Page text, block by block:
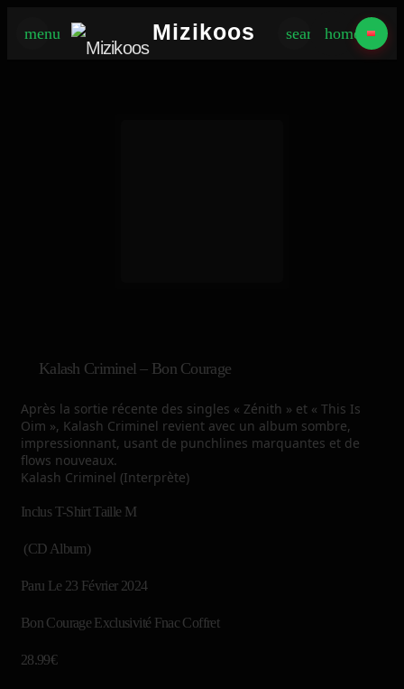
menu Mizikoos searchhome
Kalash Criminel – Bon Courage
Après la sortie récente des singles « Zénith » et « This Is
Oim », Kalash Criminel revient avec un album sombre,
impressionnant, usant de punchlines marquantes et de
flows nouveaux.
Kalash Criminel (Interprète)
Inclus T-Shirt Taille M
(CD Album)
Paru Le 23 Février 2024
Bon Courage Exclusivité Fnac Coffret
28.99€
×